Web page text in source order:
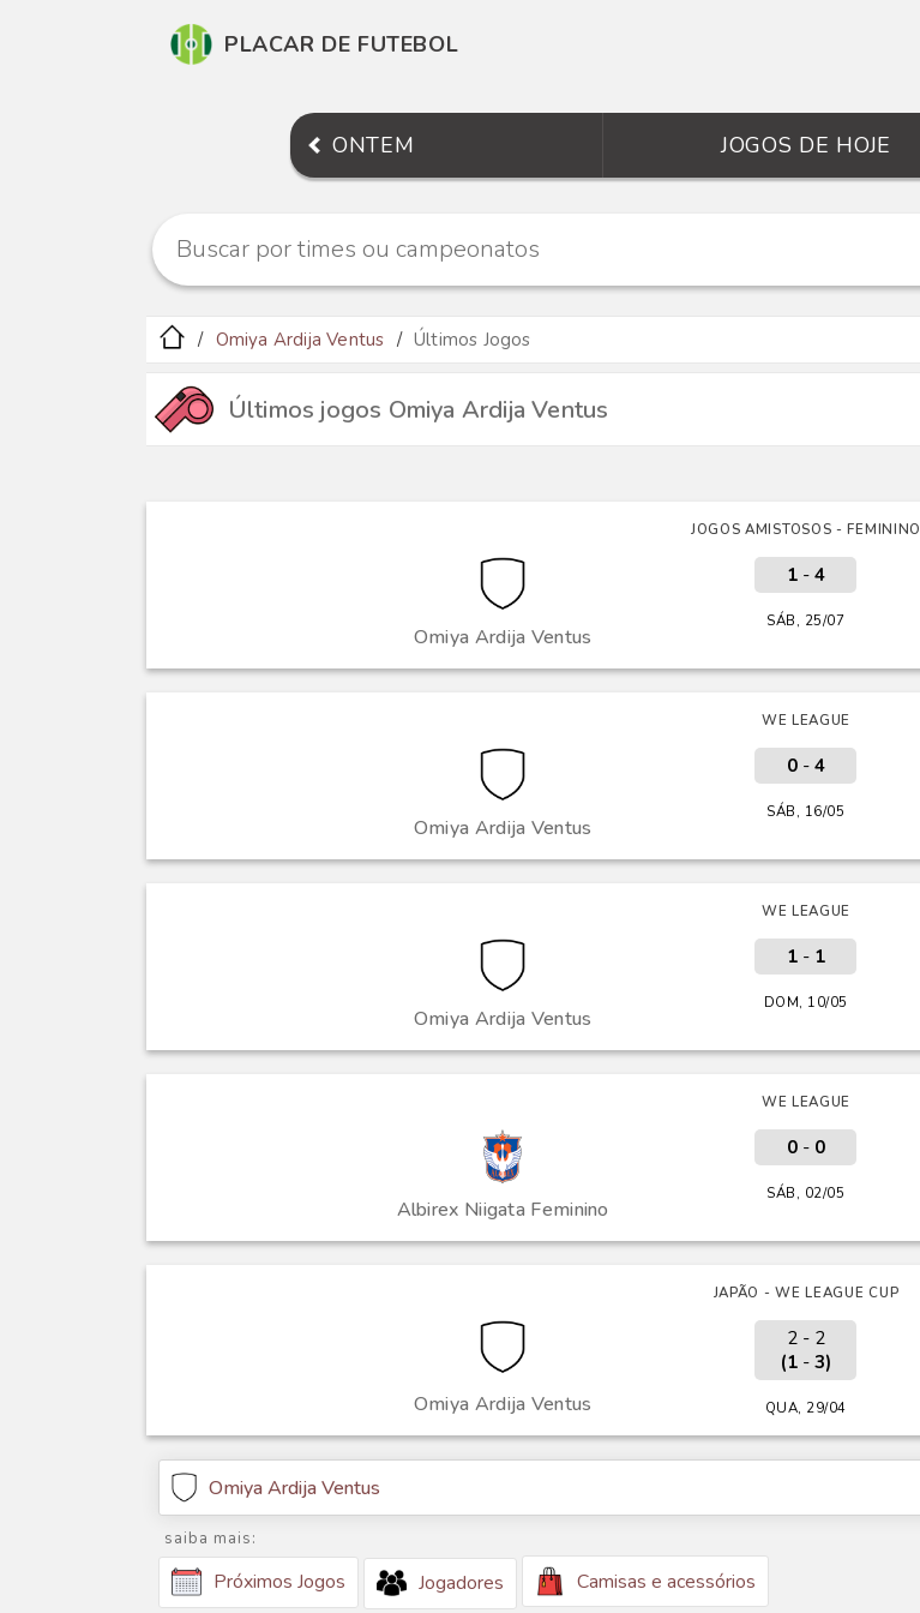
PLACAR DE FUTEBOL
ONTEM JOGOS DE HOJE
Omiya Ardija Ventus Últimos Jogos
Últimos jogos Omiya Ardija Ventus
JOGOS AMISTOSOS - FEMININO
Omiya Ardija Ventus
1- 4
SÁB, 25/07
WE LEAGUE
Omiya Ardija Ventus
0- 4
SÁB, 16/05
WE LEAGUE
Omiya Ardija Ventus
1- 1
DOM, 10/05
WE LEAGUE
Albirex Niigata Feminino
0- 0
SÁB, 02/05
JAPÃO - WE LEAGUE CUP
Omiya Ardija Ventus
2 - 2
(1- 3)
QUA, 29/04
Omiya Ardija Ventus
saiba mais:
Próximos Jogos Jogadores Camisas e acessórios